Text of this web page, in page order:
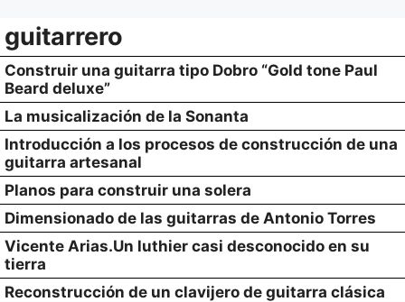
guitarrero
Construir una guitarra tipo Dobro “Gold tone Paul
Beard deluxe”
La musicalización de la Sonanta
Introducción a los procesos de construcción de una
guitarra artesanal
Planos para construir una solera
Dimensionado de las guitarras de Antonio Torres
Vicente Arias.Un luthier casi desconocido en su
tierra
Reconstrucción de un clavijero de guitarra clásica